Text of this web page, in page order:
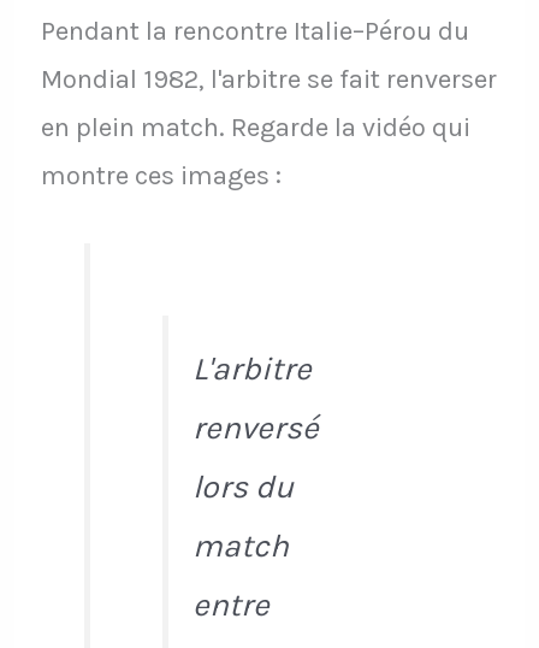
Pendant la rencontre Italie–Pérou du
Mondial 1982, l'arbitre se fait renverser
en plein match. Regarde la vidéo qui
montre ces images :
L'arbitre
renversé
lors du
match
entre